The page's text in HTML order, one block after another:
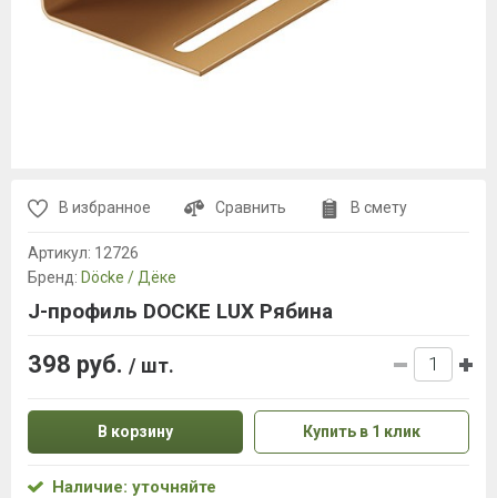
В избранное Сравнить В смету
Артикул: 12726
Бренд: Döcke / Дёке
J-профиль DOCKE LUX Рябина
398 руб. / шт.
В корзину Купить в 1 клик
Наличие: уточняйте